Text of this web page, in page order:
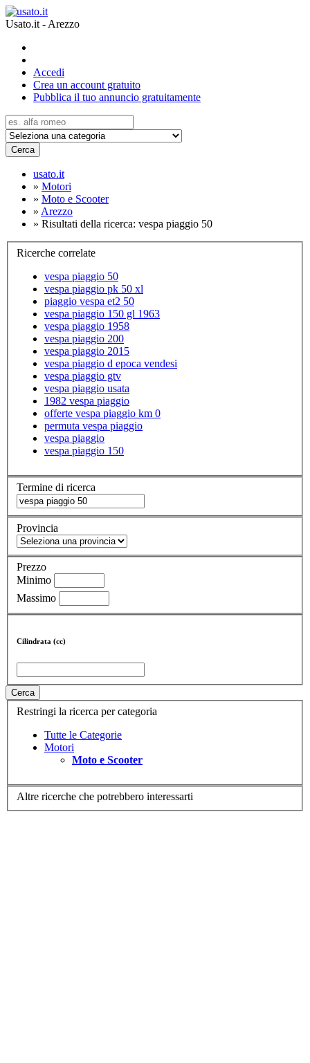
Usato.it - Arezzo
Accedi
Crea un account gratuito
Pubblica il tuo annuncio gratuitamente
Cerca
usato.it
» Motori
» Moto e Scooter
» Arezzo
» Risultati della ricerca: vespa piaggio 50
Ricerche correlate
vespa piaggio 50
vespa piaggio pk 50 xl
piaggio vespa et2 50
vespa piaggio 150 gl 1963
vespa piaggio 1958
vespa piaggio 200
vespa piaggio 2015
vespa piaggio d epoca vendesi
vespa piaggio gtv
vespa piaggio usata
1982 vespa piaggio
offerte vespa piaggio km 0
permuta vespa piaggio
vespa piaggio
vespa piaggio 150
Termine di ricerca
Provincia
Prezzo
Minimo
Massimo
Cilindrata (cc)
Cerca
Restringi la ricerca per categoria
Tutte le Categorie
Motori
Moto e Scooter
Altre ricerche che potrebbero interessarti